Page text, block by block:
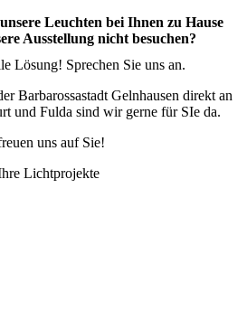
Leuchten bei Ihnen zu Hause
Ausstellung nicht besuchen?
Lösung! Sprechen Sie uns an.
Barbarossastadt Gelnhausen direkt an
und Fulda sind wir gerne für SIe da.
uns auf Sie!
Lichtprojekte